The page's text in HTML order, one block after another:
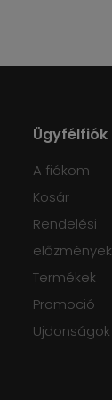
Ügyfélfiók
A fiókom
Kosár
Rendelési
előzmények
Termékek
Promoció
Ujdonságok